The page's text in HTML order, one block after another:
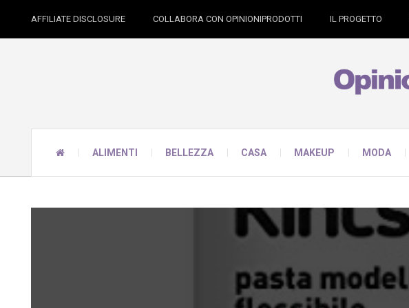
AFFILIATE DISCLOSURE COLLABORA CON OPINIONIPRODOTTI IL PROGETTO
ALIMENTI BELLEZZA CASA MAKEUP MODA